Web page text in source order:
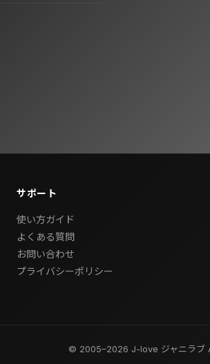
サポート
使い方ガイド
よくある質問
お問い合わせ
プライバシーポリシー
© 2005–2026 J-love ジャニラブ